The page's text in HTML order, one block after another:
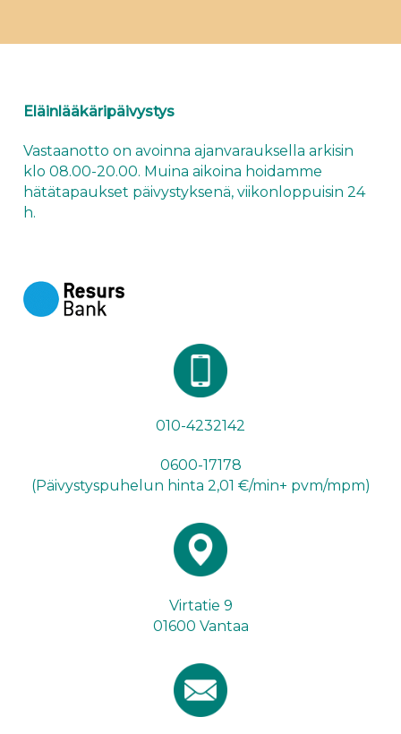
Eläinlääkäripäivystys
Vastaanotto on avoinna ajanvarauksella arkisin
klo 08.00-20.00. Muina aikoina hoidamme
hätätapaukset päivystyksenä, viikonloppuisin 24
h.
010-4232142
0600-17178
(Päivystyspuhelun hinta 2,01 €/min+ pvm/mpm)
Virtatie 9
01600 Vantaa